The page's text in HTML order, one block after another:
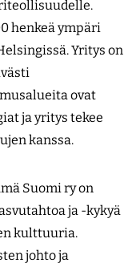
henkeä ympäri
Yritys on
ovat
ja yritys tekee
kanssa.
Suomi ry on
ja -kykyä
kulttuuria.
johto ja